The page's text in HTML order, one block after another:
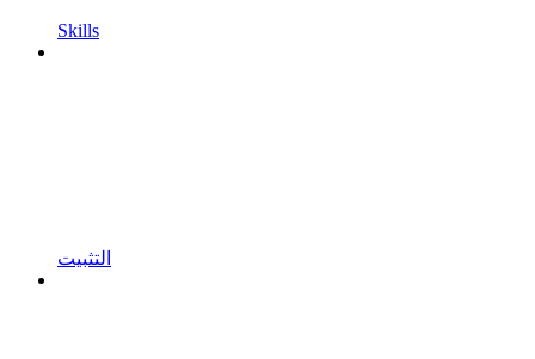
Skills
التثبيت